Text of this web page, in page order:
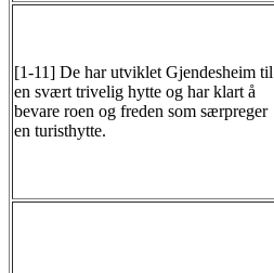
[1-11] De har utviklet Gjendesheim til
en svært trivelig hytte og har klart å
bevare roen og freden som særpreger
en turisthytte.